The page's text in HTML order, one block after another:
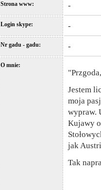
Strona www: -
Login skype: -
Nr gadu - gadu: -
O mnie:
Jestem
moja
wypraw.
Kujawy
jak
Tak